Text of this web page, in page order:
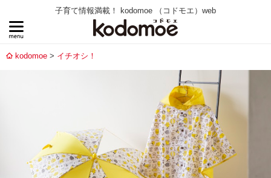
子育て情報満載！ kodomoe （コドモエ）web
kodomoe イチオシ！